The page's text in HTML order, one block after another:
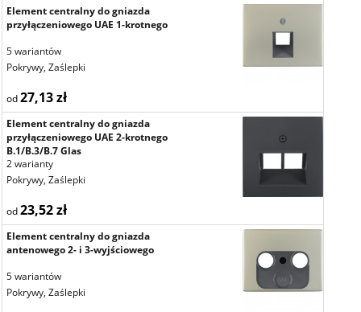
Element centralny do gniazda
przyłączeniowego UAE 1-krotnego
5 wariantów
Pokrywy, Zaślepki
od27,13 zł
Element centralny do gniazda
przyłączeniowego UAE 2-krotnego
B.1/B.3/B.7 Glas
2 warianty
Pokrywy, Zaślepki
od23,52 zł
Element centralny do gniazda
antenowego 2- i 3-wyjściowego
5 wariantów
Pokrywy, Zaślepki